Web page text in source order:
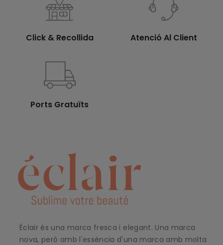
Click & Recollida Atenció Al Client
Ports Gratuïts
Éclair és una marca fresca i elegant. Una marca
nova, però amb l'essència d'una marca amb molta